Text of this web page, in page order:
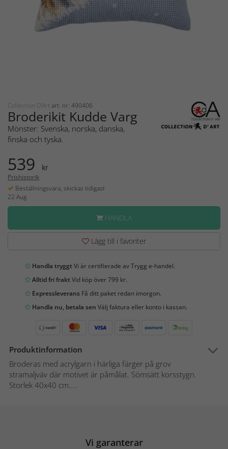
Collection D'Art art. nr: 490406
Broderikit Kudde Varg
Mönster: Svenska, norska, danska,
finska och tyska.
539 kr
Prishistorik
Beställningsvara, skickas tidigast
22 Aug
HANDLA
Lägg till i favoriter
Handla tryggtVi är certifierade av Trygg e-handel.
Alltid fri fraktVid köp över 799 kr.
Expressleverans Få ditt paket redan imorgon.
Handla nu, betala sen Välj faktura eller konto i kassan.
Produktinformation
Broderas med acrylgarn i härliga färger på grov
stramaljväv där motivet är påmålat. Sömsätt korsstygn.
Storlek 40x40 cm....
Vi garanterar